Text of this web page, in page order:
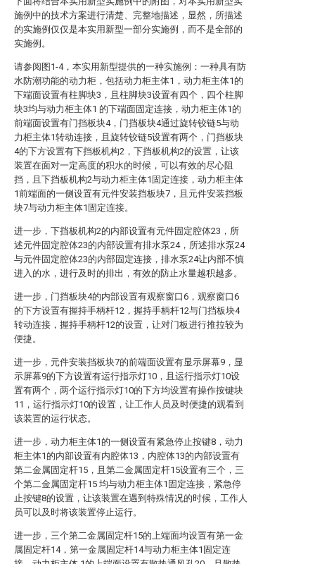
施例中的技术方案进行清楚、完整地描述，显然，所描述
的实施例仅仅是本实用新型一部分实施例，而不是全部的
实施例。
请参阅图1-4，本实用新型提供的一种实施例：一种具有防
水防潮功能的动力柜，包括动力柜主体1，动力柜主体1的
下端面设置有柱脚块3，且柱脚块3设置有四个，四个柱脚
块3均与动力柜主体1 的下端面固定连接，动力柜主体1的
前端面设置有门挡板块4，门挡板块4通过旋转铰链5与动
力柜主体1转动连接，且旋转铰链5设置有两个，门挡板块
4的下方设置有下挡板机构2，下挡板机构2的设置，让该
装置在面对一定高度的积水的时候，可以有效的尽心阻
挡，且下挡板机构2与动力柜主体1固定连接，动力柜主体
1前端面的一侧设置有元件安装挡板块7，且元件安装挡板
块7与动力柜主体1固定连接。
进一步，下挡板机构2的内部设置有元件固定腔体23，所
述元件固定腔体23的内部设置有排水泵24，所述排水泵24
与元件固定腔体23的内部固定连接，排水泵24让内部不慎
进入的水，进行及时的排出，有效的防止水量越积越多。
进一步，门挡板块4的内部设置有观察窗口6，观察窗口6
的下方设置有握持手柄杆12，握持手柄杆12与门挡板块4
转动连接，握持手柄杆12的设置，让对门板进行推拉较为
便捷。
进一步，元件安装挡板块7的前端面设置有显示屏幕9，显
示屏幕9的下方设置有运行指示灯10，且运行指示灯10设
置有两个，两个运行指示灯10的下方均设置有操作按键块
11，运行指示灯10的设置，让工作人员及时便捷的观看到
该装置的运行状态。
进一步，动力柜主体1的一侧设置有紧急停止按键8，动力
柜主体1的内部设置有内腔体13，内腔体13的内部设置有
第二金属固定杆15，且第二金属固定杆15设置有三个，三
个第二金属固定杆15 均与动力柜主体1固定连接，紧急停
止按键8的设置，让该装置在遇到特殊情况的时候，工作人
员可以及时将该装置停止运行。
进一步，三个第二金属固定杆15的上端面均设置有第一金
属固定杆14，第一金属固定杆14与动力柜主体1固定连